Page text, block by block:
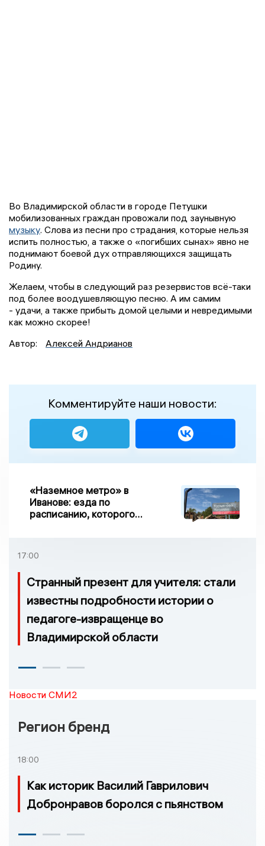
Во Владимирской области в городе Петушки
мобилизованных граждан провожали под заунывную
музыку. Слова из песни про страдания, которые нельзя
испить полностью, а также о «погибших сынах» явно не
поднимают боевой дух отправляющихся защищать
Родину.
Желаем, чтобы в следующий раз резервистов всё-таки
под более воодушевляющую песню. А им самим
- удачи, а также прибыть домой целыми и невредимыми
как можно скорее!
Автор:
Алексей Андрианов
Комментируйте наши новости:
«Наземное метро» в
Иванове: езда по
расписанию, которого
17:00
Странный презент для учителя: стали
известны подробности истории о
педагоге-извращенце во
Владимирской области
Новости СМИ2
Регион бренд
18:00
Как историк Василий Гаврилович
Добронравов боролся с пьянством